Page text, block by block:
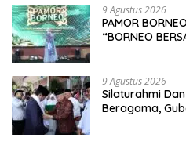
9 Agustus 2026
PAMOR
“BORNEO
9 Agustus 2026
Silaturahmi
Beragama,